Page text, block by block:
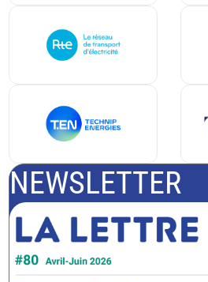
NEWSLETTER